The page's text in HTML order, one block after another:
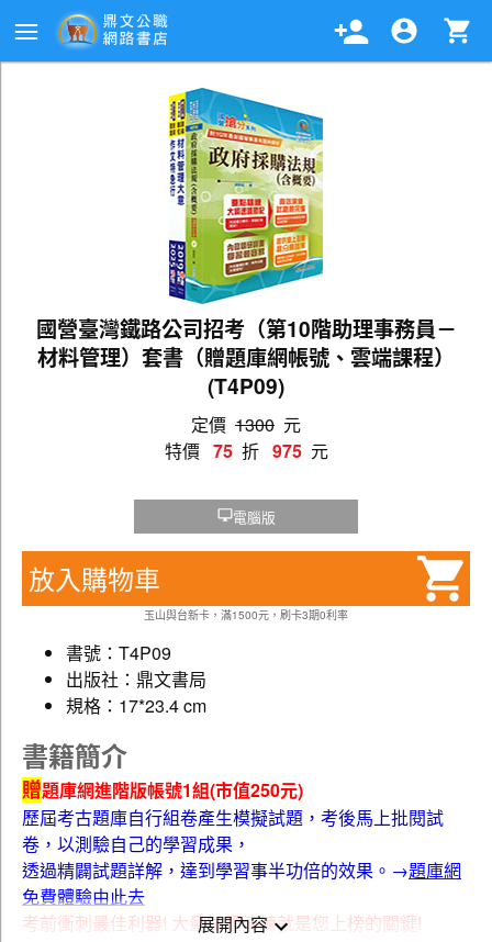
國營臺灣鐵路公司招考（第10階助理事務員－
材料管理）套書（贈題庫網帳號、雲端課程）
(T4P09)
定價 1300 元
特價 75 折 975 元
電腦版
放入購物車
玉山與台新卡，滿1500元，刷卡3期0利率
書號：T4P09
出版社：鼎文書局
規格：17*23.4 cm
書籍簡介
贈題庫網進階版帳號1組(市值250元)
歷屆考古題庫自行組卷產生模擬試題，考後馬上批閱試
卷，以測驗自己的學習成果，
透過精闢試題詳解，達到學習事半功倍的效果。→題庫網
免費體驗由此去
考前衝刺最佳利器! 大量試題演練就是您上榜的關鍵!
展開內容